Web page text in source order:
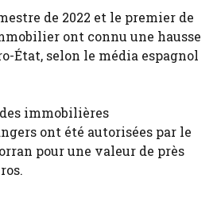
de 2022 et le premier de
ont connu une hausse
État, selon le média espagnol
immobilières
ont été autorisées par le
pour une valeur de près